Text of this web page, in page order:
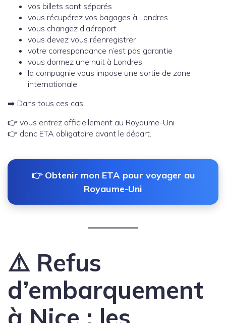
vos billets sont séparés
vous récupérez vos bagages à Londres
vous changez d’aéroport
vous devez vous réenregistrer
votre correspondance n’est pas garantie
vous dormez une nuit à Londres
la compagnie vous impose une sortie de zone
internationale
➡️ Dans tous ces cas :
👉 vous entrez officiellement au Royaume-Uni
👉 donc ETA obligatoire avant le départ.
👉 Obtenir mon ETA pour voyager au
Royaume-Uni
⚠️ Refus
d’embarquement
à Nice : les